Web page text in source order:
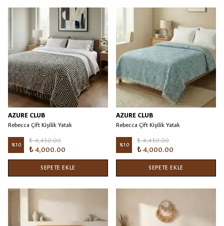
AZURE CLUB
Rebecca Çift Kişilik Yatak
%10
₺ 4,450.00
₺ 4,000.00
SEPETE EKLE
AZURE CLUB
Rebecca Çift Kişilik Yatak
%10
₺ 4,450.00
₺ 4,000.00
SEPETE EKLE